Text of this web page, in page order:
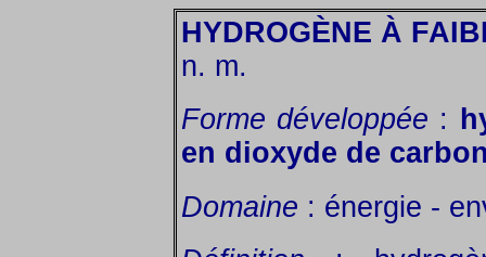
HYDROGÈNE À
n. m.
Forme développée :
en dioxyde de
Domaine : énergie -